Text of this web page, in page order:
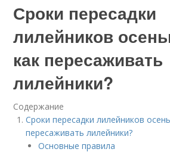
Сроки пересадки
лилейников
как пересаживать
лилейники?
Содержание
Сроки пересадки лилейников
пересаживать лилейники?
Основные правила